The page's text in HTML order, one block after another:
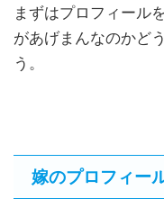
まずはプロフィール
があげまんなのかど
う。
嫁のプロフィー